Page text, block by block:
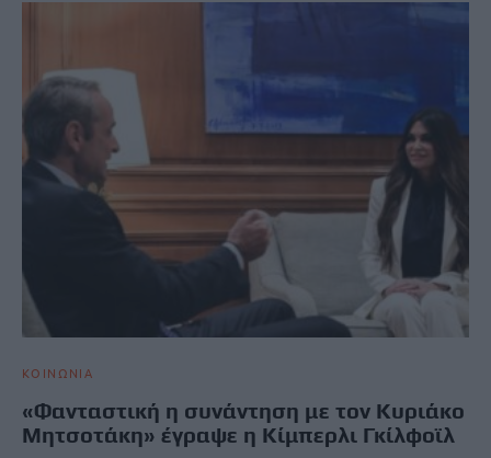
ΚΟΙΝΩΝΙΑ
«Φανταστική η συνάντηση με τον Κυριάκο
Μητσοτάκη» έγραψε η Κίμπερλι Γκίλφοϊλ